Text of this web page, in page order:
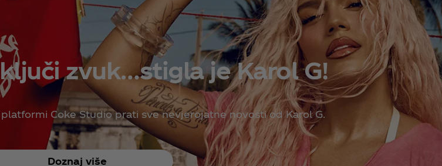
zvuk…stigla je Karol G!
platformi Coke Studio prati sve nevjerojatne novosti od Karol G.
Doznaj više